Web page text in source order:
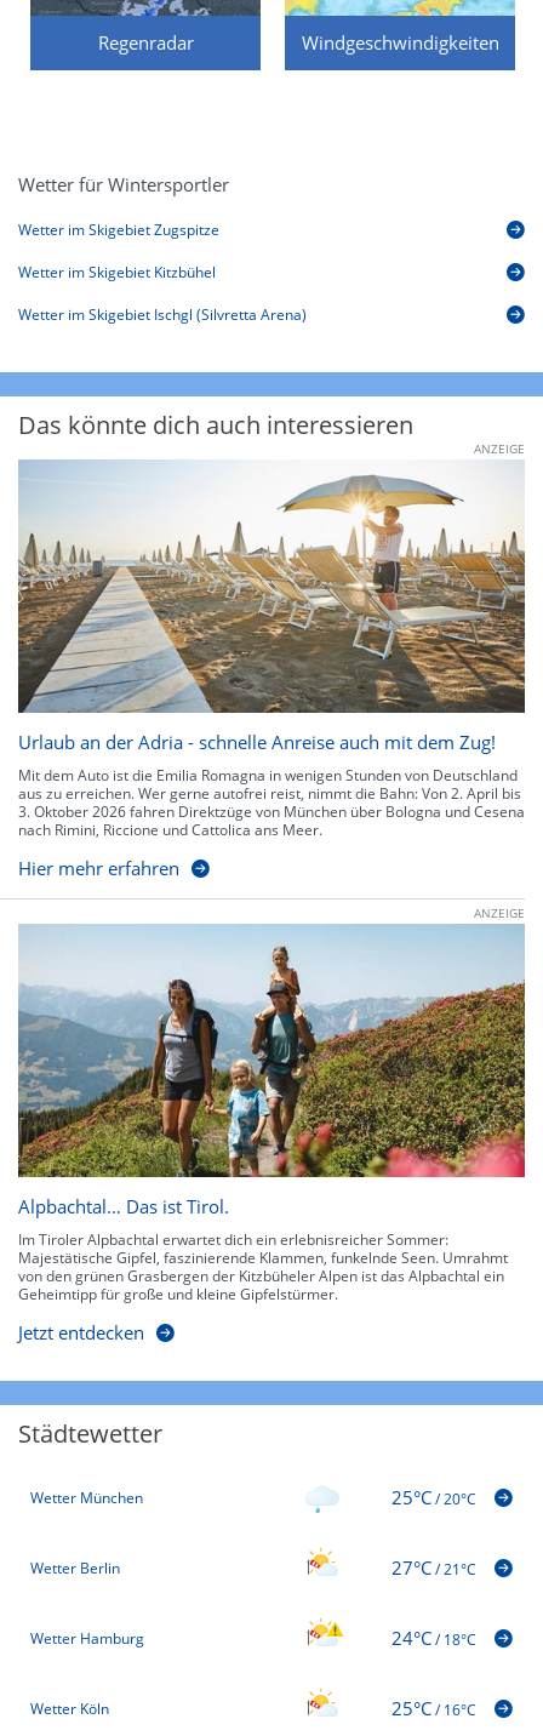
Regenradar Windgeschwindigkeiten
Wetter für Wintersportler
Wetter im Skigebiet Zugspitze
Wetter im Skigebiet Kitzbühel
Wetter im Skigebiet Ischgl (Silvretta Arena)
Das könnte dich auch interessieren
ANZEIGE
Urlaub an der Adria - schnelle Anreise auch mit dem Zug!
Mit dem Auto ist die Emilia Romagna in wenigen Stunden von Deutschland
aus zu erreichen. Wer gerne autofrei reist, nimmt die Bahn: Von 2. April bis
3. Oktober 2026 fahren Direktzüge von München über Bologna und Cesena
nach Rimini, Riccione und Cattolica ans Meer.
Hier mehr erfahren
ANZEIGE
Alpbachtal… Das ist Tirol.
Im Tiroler Alpbachtal erwartet dich ein erlebnisreicher Sommer:
Majestätische Gipfel, faszinierende Klammen, funkelnde Seen. Umrahmt
von den grünen Grasbergen der Kitzbüheler Alpen ist das Alpbachtal ein
Geheimtipp für große und kleine Gipfelstürmer.
Jetzt entdecken
Städtewetter
Wetter München 25°C/20°C
Wetter Berlin 27°C/21°C
Wetter Hamburg 24°C/18°C
Wetter Köln 25°C/16°C